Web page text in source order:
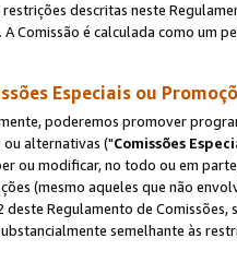
restrições descritas neste
A Comissão é calculada como um
Especiais ou
poderemos promover
ou alternativas ("Comissões
ou modificar, no todo ou em
(mesmo aqueles que não
deste Regulamento de
semelhante às